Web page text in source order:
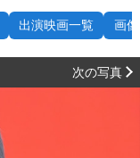
出演映画一覧 画
次の写真